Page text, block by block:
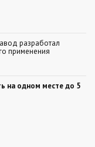
разработал
применения
на одном месте до 5